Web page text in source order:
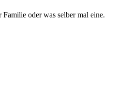
oder was selber mal eine.